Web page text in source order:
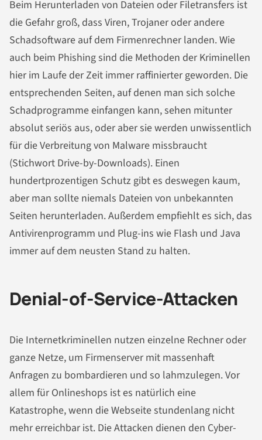
Beim Herunterladen von Dateien oder Filetransfers ist
die Gefahr groß, dass Viren, Trojaner oder andere
Schadsoftware auf dem Firmenrechner landen. Wie
auch beim Phishing sind die Methoden der Kriminellen
hier im Laufe der Zeit immer raffinierter geworden. Die
entsprechenden Seiten, auf denen man sich solche
Schadprogramme einfangen kann, sehen mitunter
absolut seriös aus, oder aber sie werden unwissentlich
für die Verbreitung von Malware missbraucht
(Stichwort Drive-by-Downloads). Einen
hundertprozentigen Schutz gibt es deswegen kaum,
aber man sollte niemals Dateien von unbekannten
Seiten herunterladen. Außerdem empfiehlt es sich, das
Antivirenprogramm und Plug-ins wie Flash und Java
immer auf dem neusten Stand zu halten.
Denial-of-Service-Attacken
Die Internetkriminellen nutzen einzelne Rechner oder
ganze Netze, um Firmenserver mit massenhaft
Anfragen zu bombardieren und so lahmzulegen. Vor
allem für Onlineshops ist es natürlich eine
Katastrophe, wenn die Webseite stundenlang nicht
mehr erreichbar ist. Die Attacken dienen den Cyber-